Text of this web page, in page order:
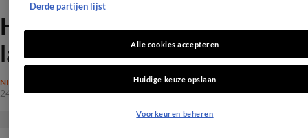
Hazes-musical voor de
laatste keer opgevoerd
NIEUWS
24 juli 2022, 20:20
Derde partijen lijst
Alle cookies accepteren
Huidige keuze opslaan
Voorkeuren beheren